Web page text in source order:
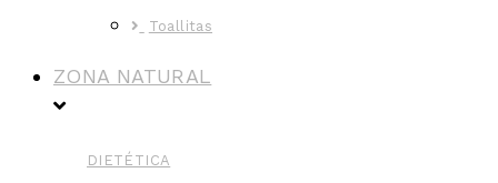
Toallitas
ZONA NATURAL
DIETÉTICA